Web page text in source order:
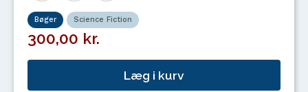
Bøger Science Fiction
300,00 kr.
Læg i kurv